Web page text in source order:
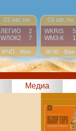
03 авг, пн
ЛЕГИО
2
WЛОК2
7
ЖЧП
Фин
03 авг, пн
WKRIS
5
WМЗ-К
1
ЖЧВ
Фин
Медиа